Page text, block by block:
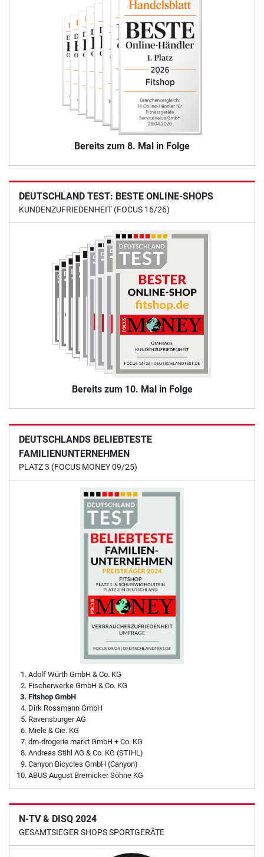
Bereits zum 8. Mal in Folge
DEUTSCHLAND TEST: BESTE ONLINE-SHOPS
KUNDENZUFRIEDENHEIT (FOCUS 16/26)
Bereits zum 10. Mal in Folge
DEUTSCHLANDS BELIEBTESTE
FAMILIENUNTERNEHMEN
PLATZ 3 (FOCUS MONEY 09/25)
Adolf Würth GmbH & Co. KG
Fischerwerke GmbH & Co. KG
Fitshop GmbH
Dirk Rossmann GmbH
Ravensburger AG
Miele & Cie. KG
dm-drogerie markt GmbH + Co. KG
Andreas Stihl AG & Co. KG (STIHL)
Canyon Bicycles GmbH (Canyon)
ABUS August Bremicker Söhne KG
N-TV & DISQ 2024
GESAMTSIEGER SHOPS SPORTGERÄTE